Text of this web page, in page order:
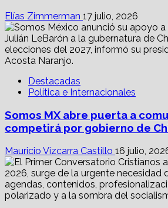
Elías Zimmerman 17 julio, 2026
Destacadas
Política e Internacionales
Somos MX abre puerta a
competirá por gobierno de
Mauricio Vizcarra Castillo 16 julio,